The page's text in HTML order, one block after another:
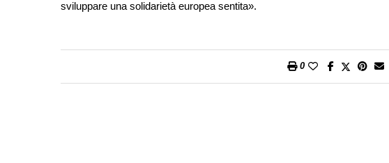
sviluppare una solidarietà europea sentita».
0